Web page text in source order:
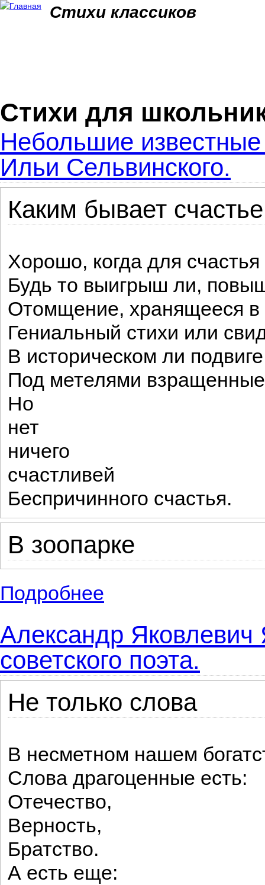
Стихи классиков
Стихи для
Небольшие известные
Ильи Сельвинского.
Каким бывает счастье
Хорошо, когда для
Будь то выигрыш ли,
Отомщение, хранящееся в
Гениальный стихи или
В историческом ли
Под метелями
Но
нет
ничего
счастливей
Беспричинного счастья.
В зоопарке
Подробнее
Александр
советского поэта.
Не только слова
В несметном нашем
Слова драгоценные есть:
Отечество,
Верность,
Братство.
А есть еще: